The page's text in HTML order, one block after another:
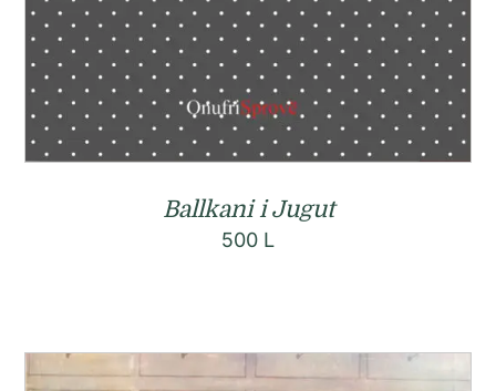
Ballkani i Jugut
500 L